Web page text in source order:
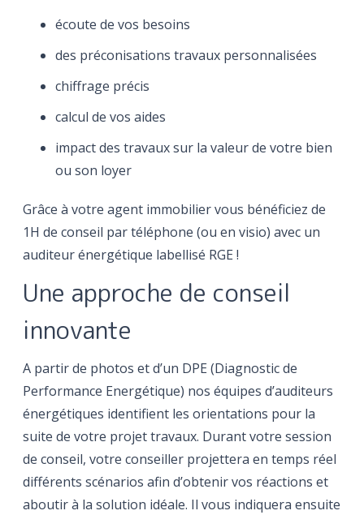
écoute de vos besoins
des préconisations travaux personnalisées
chiffrage précis
calcul de vos aides
impact des travaux sur la valeur de votre bien
ou son loyer
Grâce à votre agent immobilier vous bénéficiez de
1H de conseil par téléphone (ou en visio) avec un
auditeur énergétique labellisé RGE !
Une approche de conseil
innovante
A partir de photos et d’un DPE (Diagnostic de
Performance Energétique) nos équipes d’auditeurs
énergétiques identifient les orientations pour la
suite de votre projet travaux. Durant votre session
de conseil, votre conseiller projettera en temps réel
différents scénarios afin d’obtenir vos réactions et
aboutir à la solution idéale. Il vous indiquera ensuite